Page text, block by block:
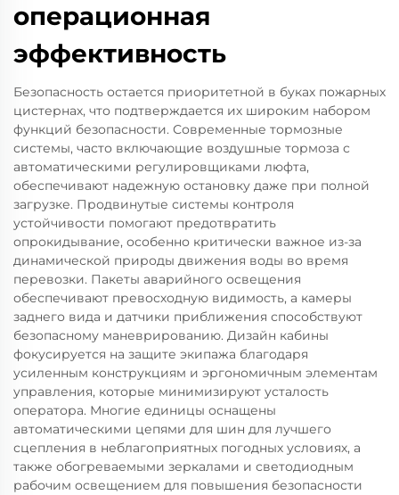
операционная
эффективность
Безопасность остается приоритетной в буках пожарных
цистернах, что подтверждается их широким набором
функций безопасности. Современные тормозные
системы, часто включающие воздушные тормоза с
автоматическими регулировщиками люфта,
обеспечивают надежную остановку даже при полной
загрузке. Продвинутые системы контроля
устойчивости помогают предотвратить
опрокидывание, особенно критически важное из-за
динамической природы движения воды во время
перевозки. Пакеты аварийного освещения
обеспечивают превосходную видимость, а камеры
заднего вида и датчики приближения способствуют
безопасному маневрированию. Дизайн кабины
фокусируется на защите экипажа благодаря
усиленным конструкциям и эргономичным элементам
управления, которые минимизируют усталость
оператора. Многие единицы оснащены
автоматическими цепями для шин для лучшего
сцепления в неблагоприятных погодных условиях, а
также обогреваемыми зеркалами и светодиодным
рабочим освещением для повышения безопасности